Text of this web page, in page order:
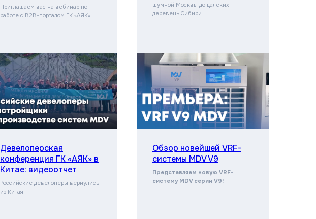
Приглашаем вас на вебинар по
работе с B2B-порталом ГК «АЯК».
шумной Москвы до далеких
деревень Сибири
Девелоперская
конференция ГК «АЯК» в
Китае: видеоотчет
Российские девелоперы вернулись
из Китая
Обзор новейшей VRF-
системы MDV V9
Представляем новую VRF-
систему MDV серии V9!